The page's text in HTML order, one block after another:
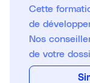
Cette
de
Nos
de votre